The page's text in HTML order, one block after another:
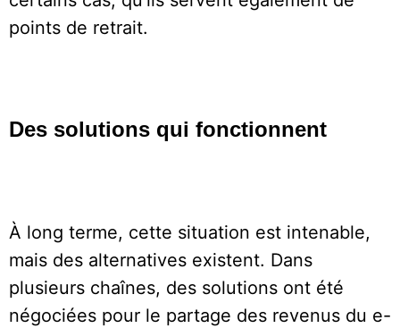
points de retrait.
Des solutions qui fonctionnent
À long terme, cette situation est intenable,
mais des alternatives existent. Dans
plusieurs chaînes, des solutions ont été
négociées pour le partage des revenus du e-